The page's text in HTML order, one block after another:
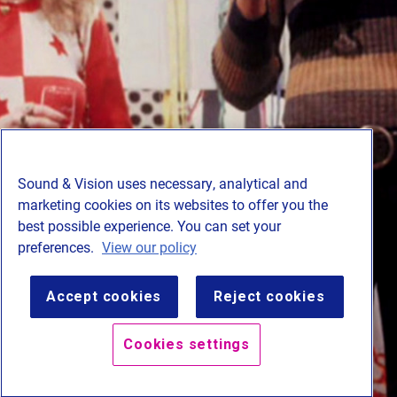
e
Moeilijk voor te stellen, maar voordat de videoclip
bestond kwamen internationale artiesten naar de
Hilversumse tv-studio's. TopPop zond elke week de
favoriete liedjes van de kijkers uit. De opnames werden zo
creatief mogelijk vormgegeven.
BEGIN HET VERHAAL
Sound & Vision uses necessary, analytical and
marketing cookies on its websites to offer you the
best possible experience. You can set your
preferences. View our policy
Accept cookies Reject cookies
Cookies settings